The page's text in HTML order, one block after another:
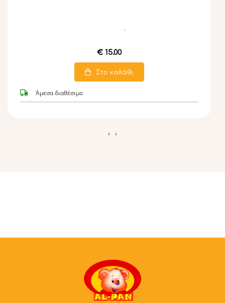
€ 15.00
Στο καλάθι
Άμεσα διαθέσιμο
‹ ›